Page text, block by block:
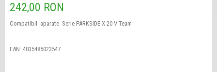
242,00 RON
Compatibil aparate Serie PARKSIDE X 20 V Team
EAN: 4035485023547